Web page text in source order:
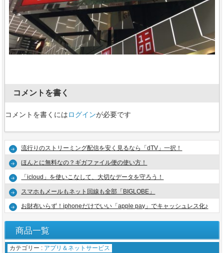
コメントを書く
コメントを書くにはログインが必要です
流行りのストリーミング配信を安く見るなら「dTV」一択！
ほんとに無料なの？ギガファイル便の使い方！
「icloud」を使いこなして、大切なデータを守ろう！
スマホもメールもネット回線も全部「BIGLOBE」
お財布いらず！iphoneだけでいい「apple pay」でキャッシュレス化♪
商品一覧
カテゴリー : アプリ＆ネットサービス